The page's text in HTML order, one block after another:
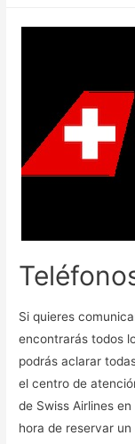
Si quieres
encontrarás todos
podrás aclarar
el centro de
de Swiss Airlines
hora de reservar